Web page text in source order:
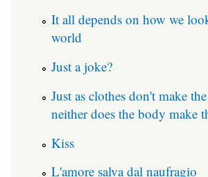
It all depends on how we
world
Just a joke?
Just as clothes don't make
neither does the body make
Kiss
L'amore salva dal naufragio